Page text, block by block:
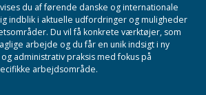
du af førende danske og internationale
indblik i aktuelle udfordringer og muligheder
Du vil få konkrete værktøjer, som
arbejde og du får en unik indsigt i ny
administrativ praksis med fokus på
arbejdsområde.